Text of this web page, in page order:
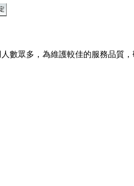
數眾多，為維護較佳的服務品質